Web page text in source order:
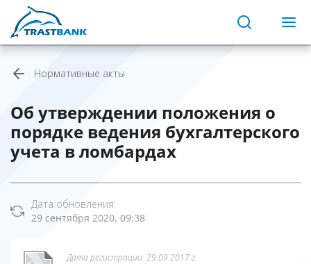
Нормативные акты
Об утверждении положения о
порядке ведения бухгалтерского
учета в ломбардах
Дата обновления:
29 сентября 2020, 09:38
Дата регистрации: 29.09.2017 г.